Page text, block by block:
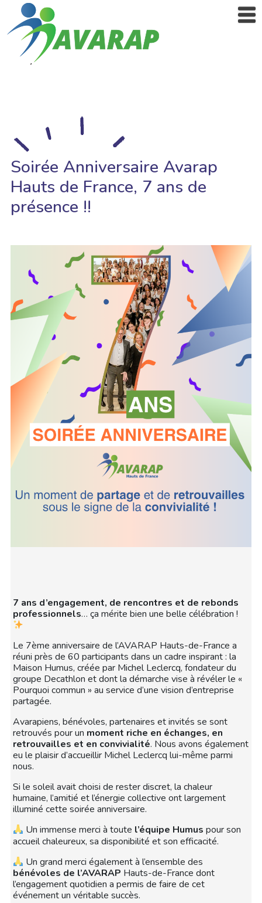
Soirée Anniversaire Avarap
Hauts de France, 7 ans de
présence !!
7 ans d’engagement, de rencontres et de rebonds
professionnels… ça mérite bien une belle célébration !
Le 7ème anniversaire de l’AVARAP Hauts-de-France a
réuni près de 60 participants dans un cadre inspirant : la
Maison Humus, créée par Michel Leclercq, fondateur du
groupe Decathlon et dont la démarche vise à révéler le «
Pourquoi commun » au service d’une vision d’entreprise
partagée.
Avarapiens, bénévoles, partenaires et invités se sont
retrouvés pour un moment riche en échanges, en
retrouvailles et en convivialité. Nous avons également
eu le plaisir d’accueillir Michel Leclercq lui-même parmi
nous.
Si le soleil avait choisi de rester discret, la chaleur
humaine, l’amitié et l’énergie collective ont largement
illuminé cette soirée anniversaire.
Un immense merci à toute l’équipe Humus pour son
accueil chaleureux, sa disponibilité et son efficacité.
Un grand merci également à l’ensemble des
bénévoles de l’AVARAP Hauts-de-France dont
l’engagement quotidien a permis de faire de cet
événement un véritable succès.